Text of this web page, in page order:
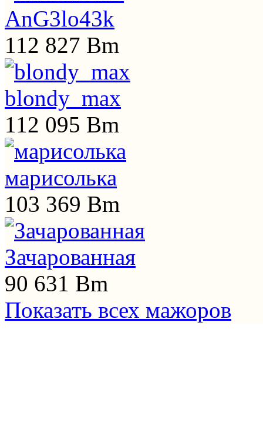
AnG3lo43k
112 827 Bm
blondy_max
112 095 Bm
марисолька
103 369 Bm
Зачарованная
90 631 Bm
Показать всех мажоров